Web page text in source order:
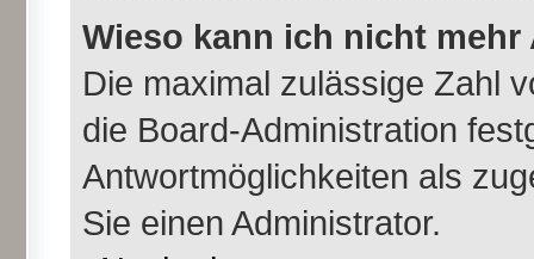
Wieso kann ich nicht
Die maximal zulässige Zahl
die Board-Administration
Antwortmöglichkeiten als
Sie einen Administrator.